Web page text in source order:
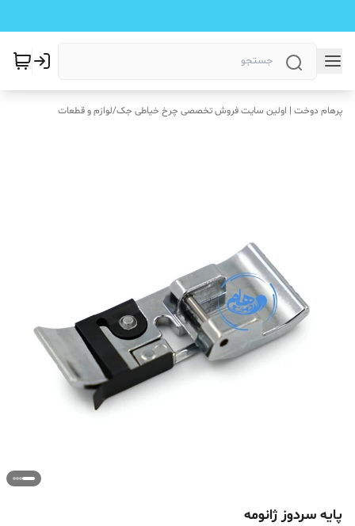
پرهام دوخت | اولین سایت فروش تخصصی چرخ خیاطی جک/لوازم و قطعات
پایه سردوز ژانومه